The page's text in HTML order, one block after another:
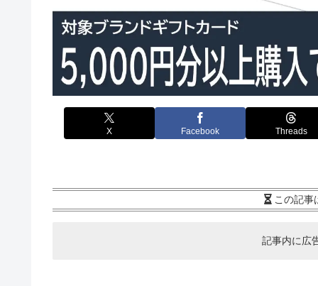
X Facebook Threads
この記事
記事内に広